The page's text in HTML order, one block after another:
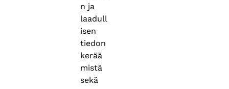
n ja
laadull
isen
tiedon
kerää
mistä
sekä